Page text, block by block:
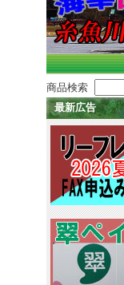
商品検索
最新広告